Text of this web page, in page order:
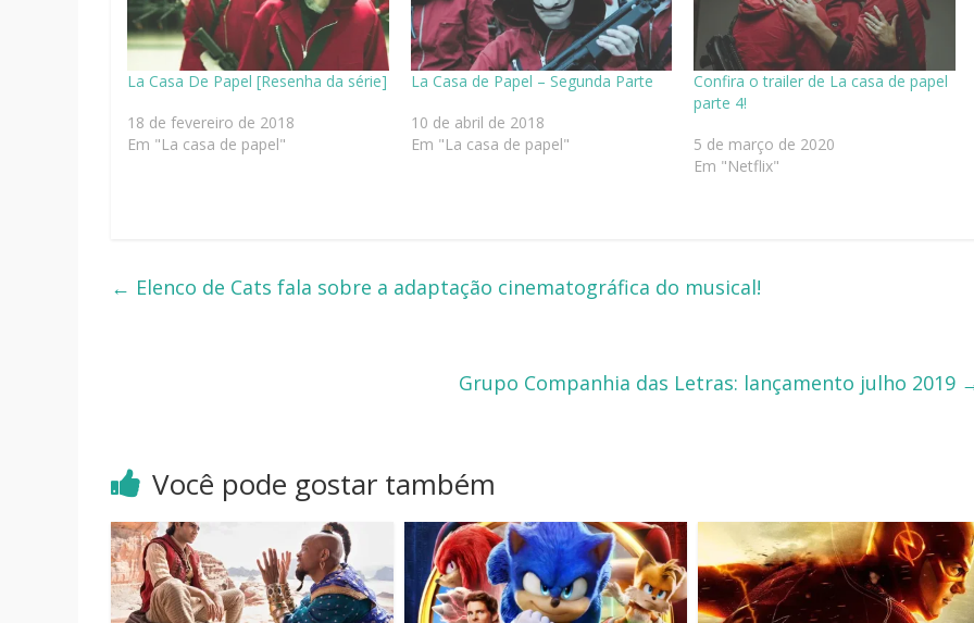
La Casa De Papel [Resenha da série]
18 de fevereiro de 2018
Em "La casa de papel"
La Casa de Papel – Segunda Parte
10 de abril de 2018
Em "La casa de papel"
Confira o trailer de La casa de papel
parte 4!
5 de março de 2020
Em "Netflix"
← Elenco de Cats fala sobre a adaptação cinematográfica do musical!
Grupo Companhia das Letras: lançamento julho 2019
Você pode gostar também